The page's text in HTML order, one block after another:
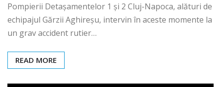
Pompierii Detașamentelor 1 și 2 Cluj-Napoca, alături de
echipajul Gărzii Aghireșu, intervin în aceste momente la
un grav accident rutier…
READ MORE